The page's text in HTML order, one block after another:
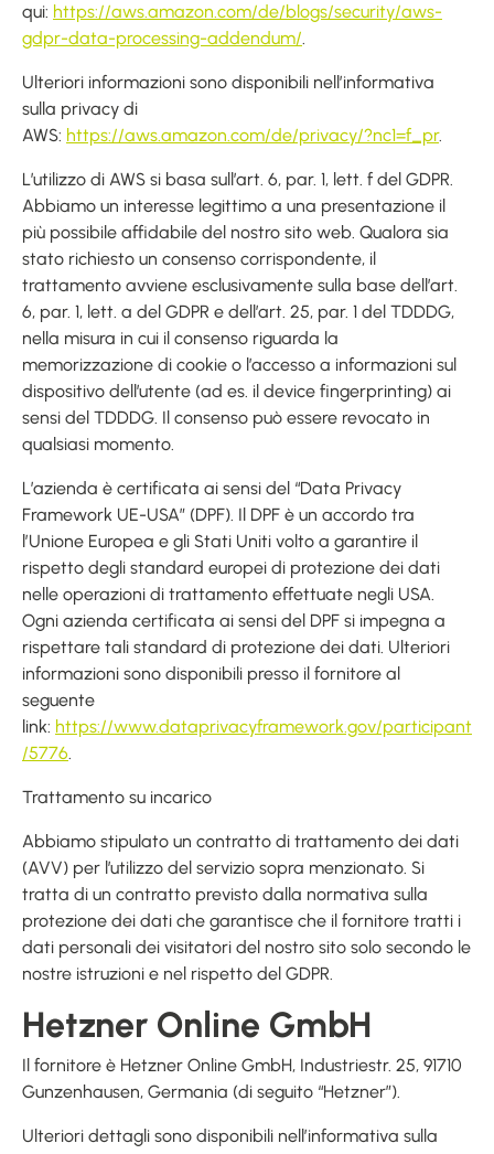
qui: https://aws.amazon.com/de/blogs/security/aws-
gdpr-data-processing-addendum/.
Ulteriori informazioni sono disponibili nell’informativa
sulla privacy di
AWS: https://aws.amazon.com/de/privacy/?nc1=f_pr.
L’utilizzo di AWS si basa sull’art. 6, par. 1, lett. f del GDPR.
Abbiamo un interesse legittimo a una presentazione il
più possibile affidabile del nostro sito web. Qualora sia
stato richiesto un consenso corrispondente, il
trattamento avviene esclusivamente sulla base dell’art.
6, par. 1, lett. a del GDPR e dell’art. 25, par. 1 del TDDDG,
nella misura in cui il consenso riguarda la
memorizzazione di cookie o l’accesso a informazioni sul
dispositivo dell’utente (ad es. il device fingerprinting) ai
sensi del TDDDG. Il consenso può essere revocato in
qualsiasi momento.
L’azienda è certificata ai sensi del “Data Privacy
Framework UE-USA” (DPF). Il DPF è un accordo tra
l’Unione Europea e gli Stati Uniti volto a garantire il
rispetto degli standard europei di protezione dei dati
nelle operazioni di trattamento effettuate negli USA.
Ogni azienda certificata ai sensi del DPF si impegna a
rispettare tali standard di protezione dei dati. Ulteriori
informazioni sono disponibili presso il fornitore al
seguente
link: https://www.dataprivacyframework.gov/participant
/5776.
Trattamento su incarico
Abbiamo stipulato un contratto di trattamento dei dati
(AVV) per l’utilizzo del servizio sopra menzionato. Si
tratta di un contratto previsto dalla normativa sulla
protezione dei dati che garantisce che il fornitore tratti i
dati personali dei visitatori del nostro sito solo secondo le
nostre istruzioni e nel rispetto del GDPR.
Hetzner Online GmbH
Il fornitore è Hetzner Online GmbH, Industriestr. 25, 91710
Gunzenhausen, Germania (di seguito “Hetzner”).
Ulteriori dettagli sono disponibili nell’informativa sulla